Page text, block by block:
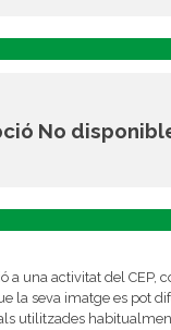
No
a una activitat del CEP,
la seva imatge es pot
utilitzades